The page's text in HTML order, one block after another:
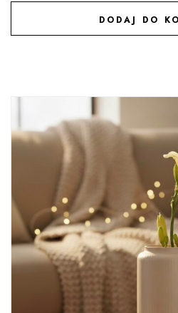
DODAJ DO
DODAJ DO